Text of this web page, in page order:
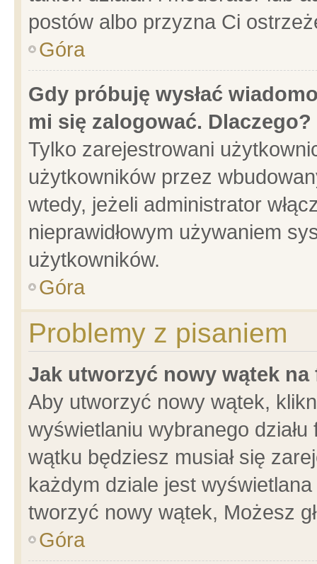
postów albo przyzna Ci
Góra
Gdy próbuję wysłać
mi się zalogować. Dlaczego?
Tylko zarejestrowani
użytkowników przez
wtedy, jeżeli administrator
nieprawidłowym używaniem
użytkowników.
Góra
Problemy z pisaniem
Jak utworzyć nowy wątek na
Aby utworzyć nowy wątek,
wyświetlaniu wybranego
wątku będziesz musiał się
każdym dziale jest
tworzyć nowy wątek, Możesz
Góra